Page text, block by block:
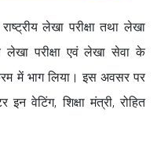
लेखा परीक्षा तथा लेखा
लेखा परीक्षा एवं लेखा सेवा के
में भाग लिया। इस अवसर पर
वेटिंग, शिक्षा मंत्री, रोहित